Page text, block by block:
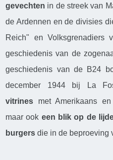
gevechten in de streek van
de Ardennen en de divisies
Reich" en
geschiedenis van de
geschiedenis van de B24
december 1944 bij La
vitrines met Amerikaans
maar ook een blik op de
burgers die in de beproeving